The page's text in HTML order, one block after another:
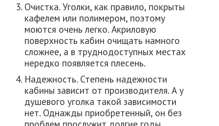
Очистка. Уголки, как правило, покрыты
кафелем или полимером, поэтому
моются очень легко. Акриловую
поверхность кабин очищать намного
сложнее, а в труднодоступных местах
нередко появляется плесень.
Надежность. Степень надежности
кабины зависит от производителя. А у
душевого уголка такой зависимости
нет. Однажды приобретенный, он без